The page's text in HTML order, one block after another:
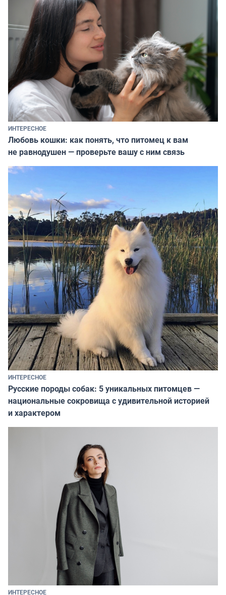
ИНТЕРЕСНОЕ
Любовь кошки: как понять, что питомец к вам
не равнодушен — проверьте вашу с ним связь
ИНТЕРЕСНОЕ
Русские породы собак: 5 уникальных питомцев —
национальные сокровища с удивительной историей
и характером
ИНТЕРЕСНОЕ